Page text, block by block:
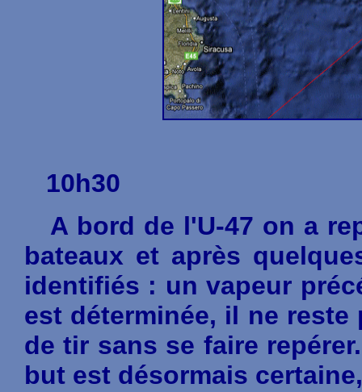
10h30
A bord de l'U-47 on a
bateaux et après
identifiés : un vapeur
est déterminée, il ne
de tir sans se faire
but est désormais